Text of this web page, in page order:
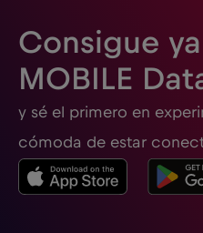
Consigue
MOBILE
y sé el primero en
cómoda de estar